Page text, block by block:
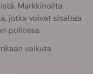
Markkinoilta
jotka voivat sisältää
pullossa.
vaikuta